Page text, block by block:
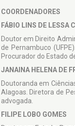
COORDENADORES
FÁBIO LINS DE LESSA
Doutor em Direito
de Pernambuco
Procurador do Estado
JANAINA HELENA DE
Doutoranda em
Alagoas. Diretora de
advogada.
FILIPE LOBO GOMES